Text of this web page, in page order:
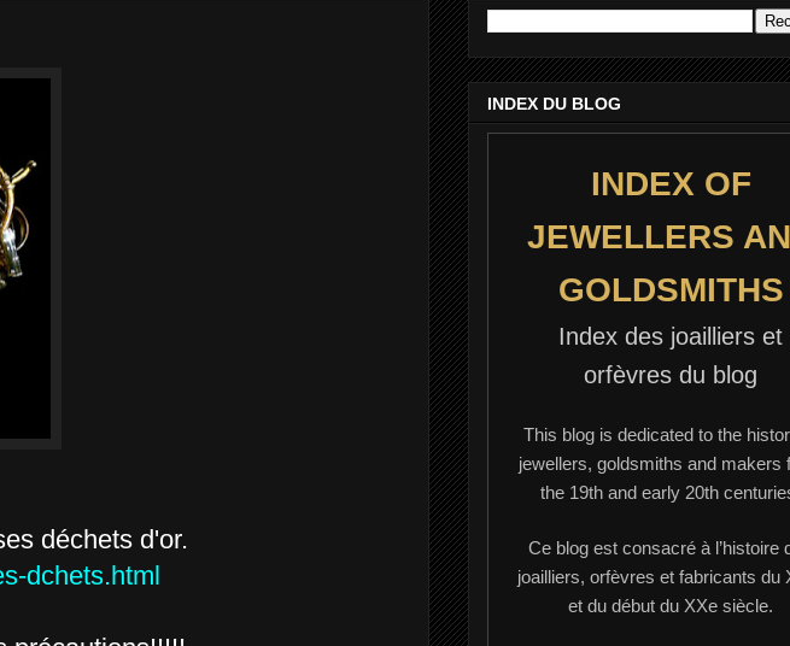
déchets d'or.
dchets.html
INDEX DU BLOG
INDEX OF
JEWELLERS
GOLDSMITHS
Index des joailliers et
orfèvres du blog
This blog is dedicated to the
jewellers, goldsmiths and makers
the 19th and early 20th
Ce blog est consacré à l’histoire
joailliers, orfèvres et fabricants du
et du début du XXe siècle.